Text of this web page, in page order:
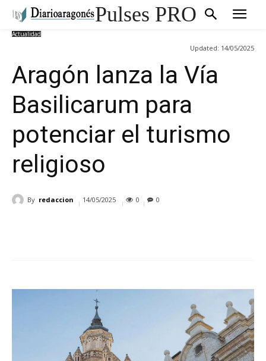
Pulses PRO
Actualidad
Updated: 14/05/2025
Aragón lanza la Vía
Basilicarum para
potenciar el turismo
religioso
By redaccion 14/05/2025 0 0